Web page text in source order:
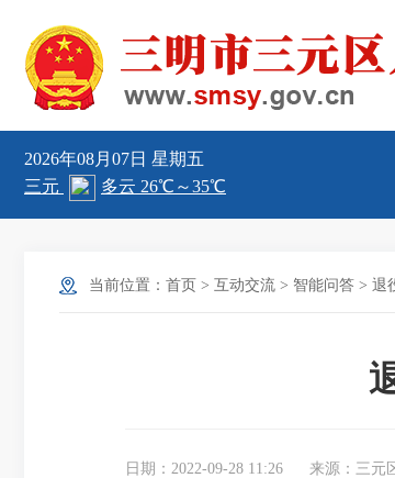
2026年08月07日 星期五
当前位置： 首页 > 互动交流 > 智能问答 > 退
日期：2022-09-28 11:26 来源：三元